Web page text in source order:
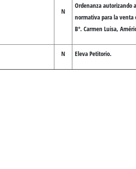
N
Ordenanza autorizando
normativa para la venta
Bº. Carmen Luisa,
N Eleva Petitorio.